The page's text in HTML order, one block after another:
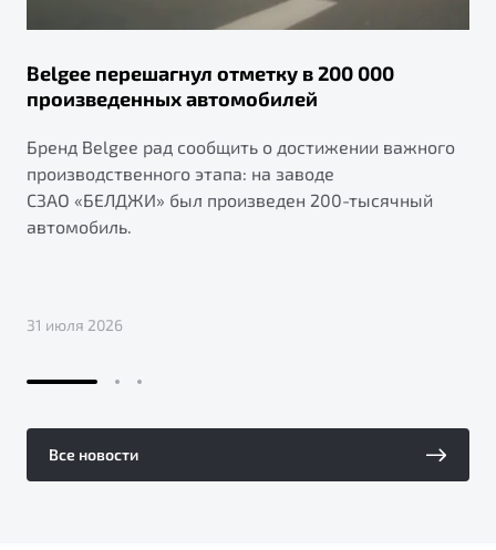
Belgee перешагнул отметку в 200 000
произведенных автомобилей
Бренд Belgee рад сообщить о достижении важного
производственного этапа: на заводе
СЗАО «БЕЛДЖИ» был произведен 200-тысячный
автомобиль.
31 июля 2026
Все новости